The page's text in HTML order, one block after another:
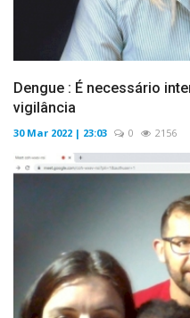
Dengue : É necessário
vigilância
30 Mar 2022 | 23:03 0 2156